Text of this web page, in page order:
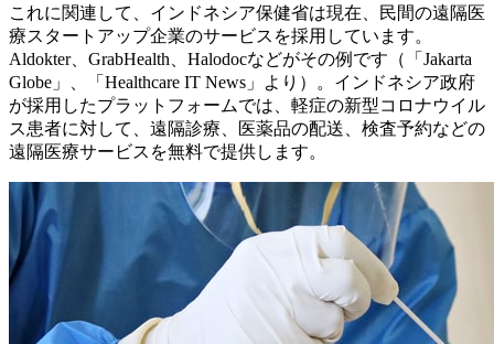
これに関連して、インドネシア保健省は現在、民間の遠隔医
療スタートアップ企業のサービスを採用しています。
Aldokter、GrabHealth、Halodocなどがその例です（「Jakarta
Globe」、「Healthcare IT News」より）。インドネシア政府
が採用したプラットフォームでは、軽症の新型コロナウイル
ス患者に対して、遠隔診療、医薬品の配送、検査予約などの
遠隔医療サービスを無料で提供します。